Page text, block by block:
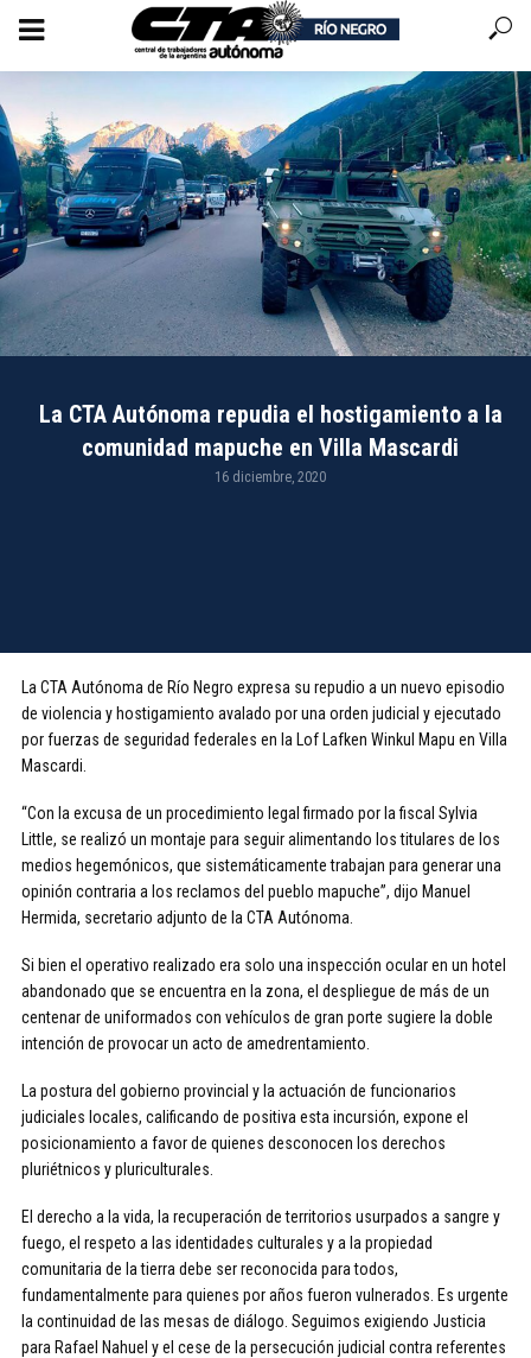
La CTA Autónoma repudia el hostigamiento a la
comunidad mapuche en Villa Mascardi
16 diciembre, 2020
La CTA Autónoma de Río Negro expresa su repudio a un nuevo episodio
de violencia y hostigamiento avalado por una orden judicial y ejecutado
por fuerzas de seguridad federales en la Lof Lafken Winkul Mapu en Villa
Mascardi.
“Con la excusa de un procedimiento legal firmado por la fiscal Sylvia
Little, se realizó un montaje para seguir alimentando los titulares de los
medios hegemónicos, que sistemáticamente trabajan para generar una
opinión contraria a los reclamos del pueblo mapuche”, dijo Manuel
Hermida, secretario adjunto de la CTA Autónoma.
Si bien el operativo realizado era solo una inspección ocular en un hotel
abandonado que se encuentra en la zona, el despliegue de más de un
centenar de uniformados con vehículos de gran porte sugiere la doble
intención de provocar un acto de amedrentamiento.
La postura del gobierno provincial y la actuación de funcionarios
judiciales locales, calificando de positiva esta incursión, expone el
posicionamiento a favor de quienes desconocen los derechos
pluriétnicos y pluriculturales.
El derecho a la vida, la recuperación de territorios usurpados a sangre y
fuego, el respeto a las identidades culturales y a la propiedad
comunitaria de la tierra debe ser reconocida para todos,
fundamentalmente para quienes por años fueron vulnerados. Es urgente
la continuidad de las mesas de diálogo. Seguimos exigiendo Justicia
para Rafael Nahuel y el cese de la persecución judicial contra referentes